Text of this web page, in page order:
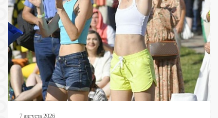
7 августа 2026